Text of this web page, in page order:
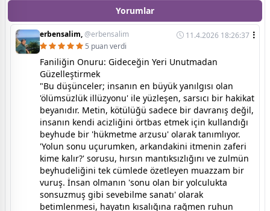
Yorumlar
erbensalim,@erbensalim
11.4.2026 18:26:37
5 puan verdi
Faniliğin Onuru: Gideceğin Yeri Unutmadan
Güzelleştirmek
"Bu düşünceler; insanın en büyük yanılgısı olan
'ölümsüzlük illüzyonu' ile yüzleşen, sarsıcı bir hakikat
beyanıdır. Metin, kötülüğü sadece bir davranış değil,
insanın kendi acizliğini örtbas etmek için kullandığı
beyhude bir 'hükmetme arzusu' olarak tanımlıyor.
'Yolun sonu uçurumken, arkandakini itmenin zaferi
kime kalır?' sorusu, hırsın mantıksızlığını ve zulmün
beyhudeliğini tek cümlede özetleyen muazzam bir
vuruş. İnsan olmanın 'sonu olan bir yolculukta
sonsuzmuş gibi sevebilme sanatı' olarak
betimlenmesi, hayatın kısalığına rağmen ruhun